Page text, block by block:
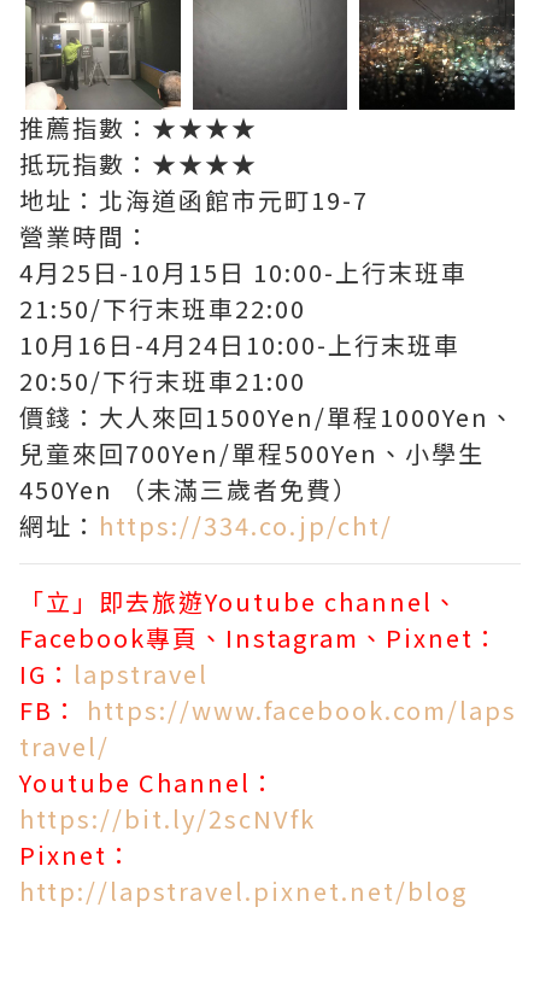
推薦指數：★★★★
抵玩指數：★★★★
地址：北海道函館市元町19-7
營業時間：
4月25日-10月15日 10:00-上行末班車
21:50/下行末班車22:00
10月16日-4月24日10:00-上行末班車
20:50/下行末班車21:00
價錢：大人來回1500Yen/單程1000Yen、
兒童來回700Yen/單程500Yen、小學生
450Yen （未滿三歲者免費）
網址： https://334.co.jp/cht/
「立」即去旅遊Youtube channel、
Facebook專頁、Instagram、Pixnet：
IG： lapstravel
FB： https://www.facebook.com/laps
travel/
Youtube Channel：
https://bit.ly/2scNVfk
Pixnet：
http://lapstravel.pixnet.net/blog